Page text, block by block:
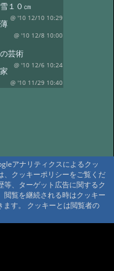
１０㎝
@ '10 12/10 10:29
@ '10 12/8 10:00
芸術
@ '10 12/6 10:24
@ '10 11/29 10:40
柱
@ '10 11/6 10:28
@ '10 11/5 12:36
愁
@ '10 11/3 10:13
アナリティクスによるクッ
、クッキーポリシーをご覧くだ
等、ターゲット広告に関するク
閲覧を継続される時はクッキー
す。 クッキーとは閲覧者の